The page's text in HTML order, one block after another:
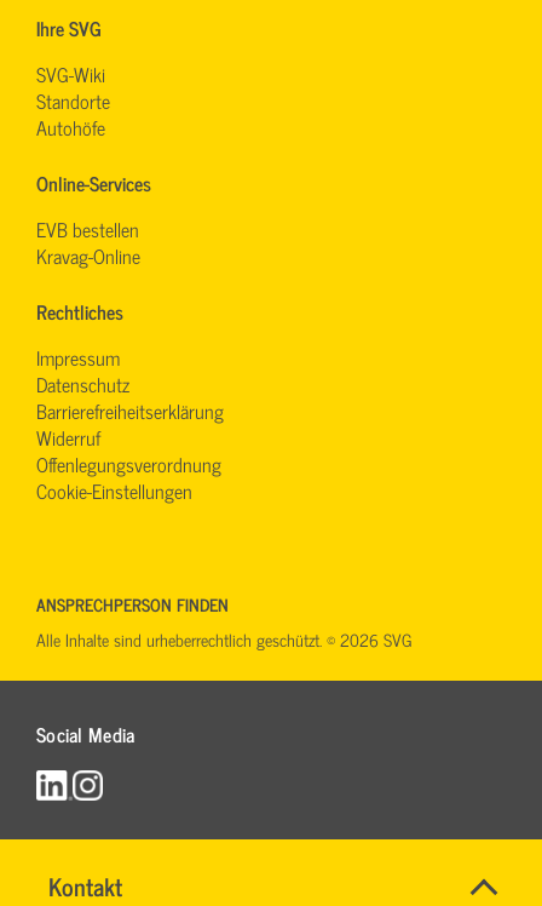
Kontakt
Name*
Ihre SVG
SVG-Wiki
Standorte
Autohöfe
Online-Services
EVB bestellen
Kravag-Online
Rechtliches
Impressum
Datenschutz
Barrierefreiheitserklärung
Widerruf
Offenlegungsverordnung
Cookie-Einstellungen
Social Media
ANSPRECHPERSON FINDEN
Alle Inhalte sind urheberrechtlich geschützt. © 2026 SVG